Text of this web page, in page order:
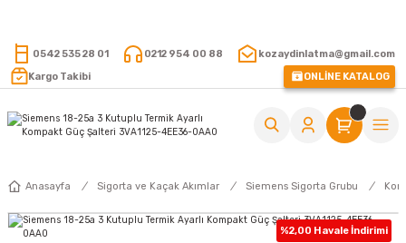
0542 535 28 01 0212 954 00 88
kozaydinlatma@gmail.com
Kargo Takibi
ONLİNE KATALOG
Anasayfa Sigorta ve Kaçak Akımlar Siemens Sigorta Grubu
%2,00 Havale İndirimi